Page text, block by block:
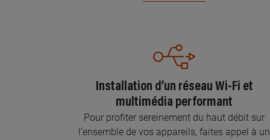
Installation d’un réseau Wi-Fi et
multimédia performant
Pour profiter sereinement du haut débit sur
l’ensemble de vos appareils, faites appel à un